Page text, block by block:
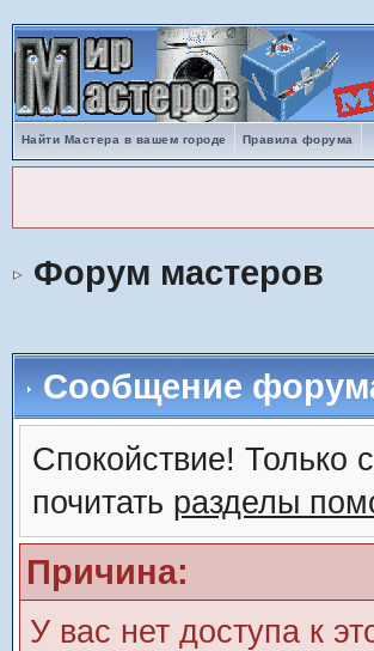
Найти Мастера в вашем городе Правила форума
Форум мастеров
Сообщение
Спокойствие! Только
почитать разделы
Причина:
У вас нет доступа к